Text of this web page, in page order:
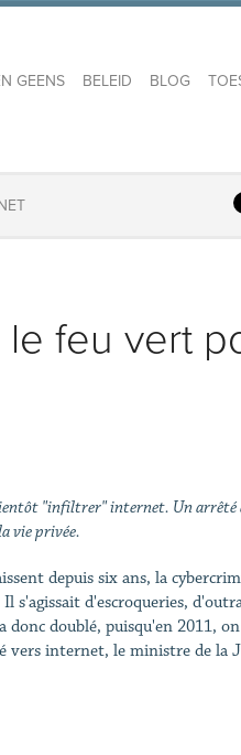
GEENS BELEID BLOG
feu vert
"infiltrer" internet. Un
vie privée.
depuis six ans, la
s'agissait d'escroqueries,
doublé, puisqu'en 2011,
vers internet, le ministre de la